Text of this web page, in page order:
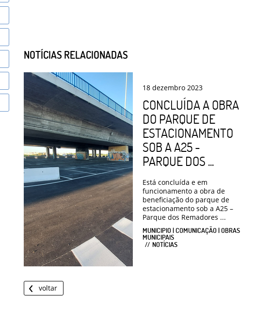
NOTÍCIAS RELACIONADAS
18 dezembro 2023
CONCLUÍDA A OBRA
DO PARQUE DE
ESTACIONAMENTO
SOB A A25 -
PARQUE DOS ...
Está concluída e em
funcionamento a obra de
beneficiação do parque de
estacionamento sob a A25 –
Parque dos Remadores ...
MUNICIPIO | COMUNICAÇÃO | OBRAS
MUNICIPAIS
NOTÍCIAS
voltar